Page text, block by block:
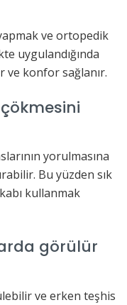
ve ortopedik
uygulandığında
ve konfor sağlanır.
yorulmasına
Bu yüzden sık
kullanmak
görülür
ve erken teşhis